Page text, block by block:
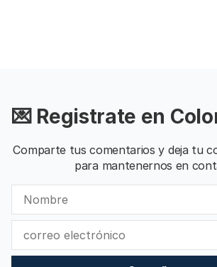
💌 Registrate en
Comparte tus comentarios y deja tu
para mantenernos en